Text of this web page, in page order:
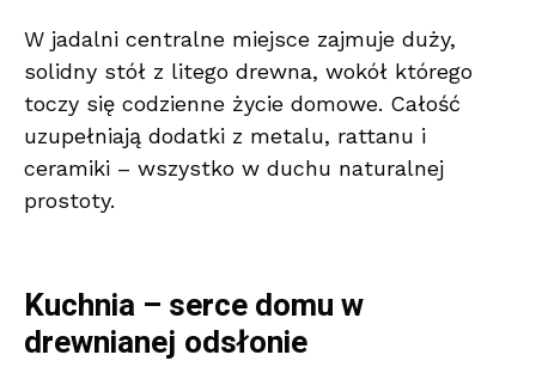
W jadalni centralne miejsce zajmuje duży,
solidny stół z litego drewna, wokół którego
toczy się codzienne życie domowe. Całość
uzupełniają dodatki z metalu, rattanu i
ceramiki – wszystko w duchu naturalnej
prostoty.
Kuchnia – serce domu w
drewnianej odsłonie